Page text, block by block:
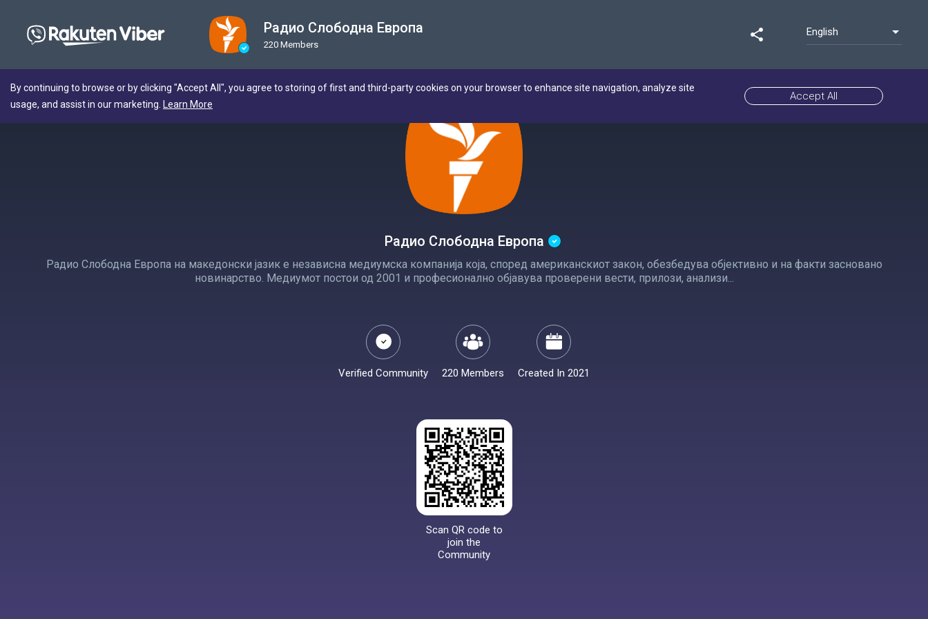
Радио Слободна Европа
220 Members
share English
By continuing to browse or by clicking "Accept All", you agree to storing of first and third-party cookies on your browser to enhance site navigation, analyze site
usage, and assist in our marketing.
Learn More
Accept All
Радио Слободна Европа
Радио Слободна Европа на македонски јазик е независна медиумска компанија која, според американскиот закон, обезбедува објективно и на факти засновано
новинарство. Медиумот постои од 2001 и професионално објавува проверени вести, прилози, анализи...
Verified Community 220 Members Created In 2021
Scan QR code to
join the
Community